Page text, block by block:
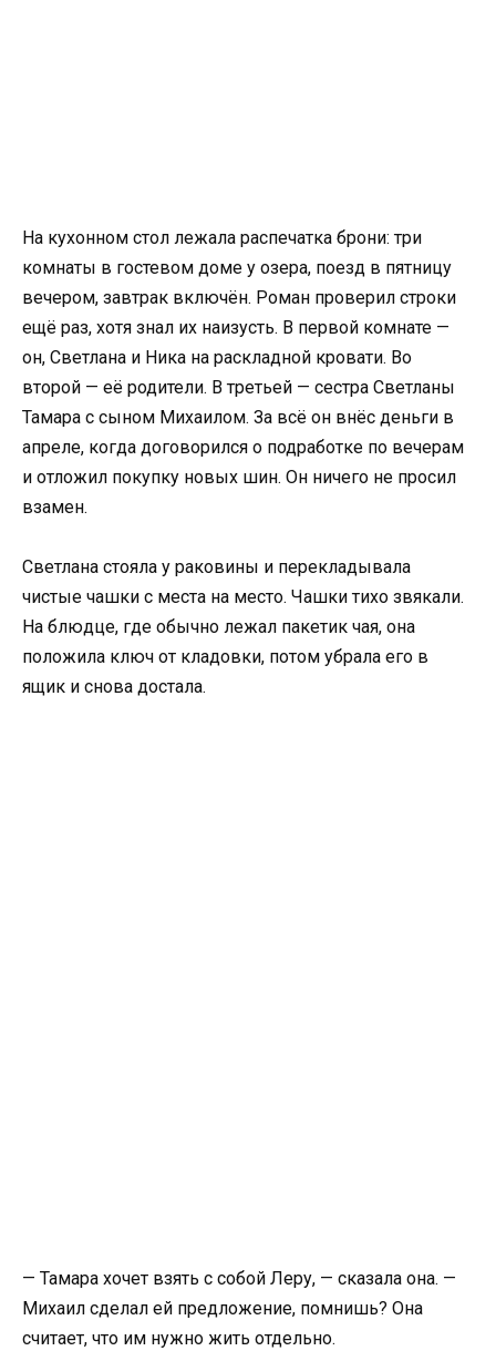
На кухонном стол лежала распечатка брони: три
комнаты в гостевом доме у озера, поезд в пятницу
вечером, завтрак включён. Роман проверил строки
ещё раз, хотя знал их наизусть. В первой комнате —
он, Светлана и Ника на раскладной кровати. Во
второй — её родители. В третьей — сестра Светланы
Тамара с сыном Михаилом. За всё он внёс деньги в
апреле, когда договорился о подработке по вечерам
и отложил покупку новых шин. Он ничего не просил
взамен.
Светлана стояла у раковины и перекладывала
чистые чашки с места на место. Чашки тихо звякали.
На блюдце, где обычно лежал пакетик чая, она
положила ключ от кладовки, потом убрала его в
ящик и снова достала.
— Тамара хочет взять с собой Леру, — сказала она. —
Михаил сделал ей предложение, помнишь? Она
считает, что им нужно жить отдельно.